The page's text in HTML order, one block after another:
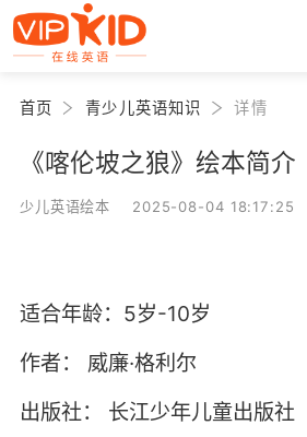
首页 青少儿英语知识 详情
《喀伦坡之狼》绘本简介
少儿英语绘本 2025-08-04 18:17:25
适合年龄：5岁-10岁
作者：
威廉·格利尔
出版社：
长江少年儿童出版社